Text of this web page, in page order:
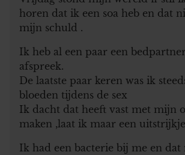
horen dat ik een soa heb en dat
mijn schuld .
Ik heb al een paar een
afspreek.
De laatste paar keren was ik
bloeden tijdens de sex
Ik dacht dat heeft vast met mijn
maken ,laat ik maar een
Ik had een bacterie bij me en dat